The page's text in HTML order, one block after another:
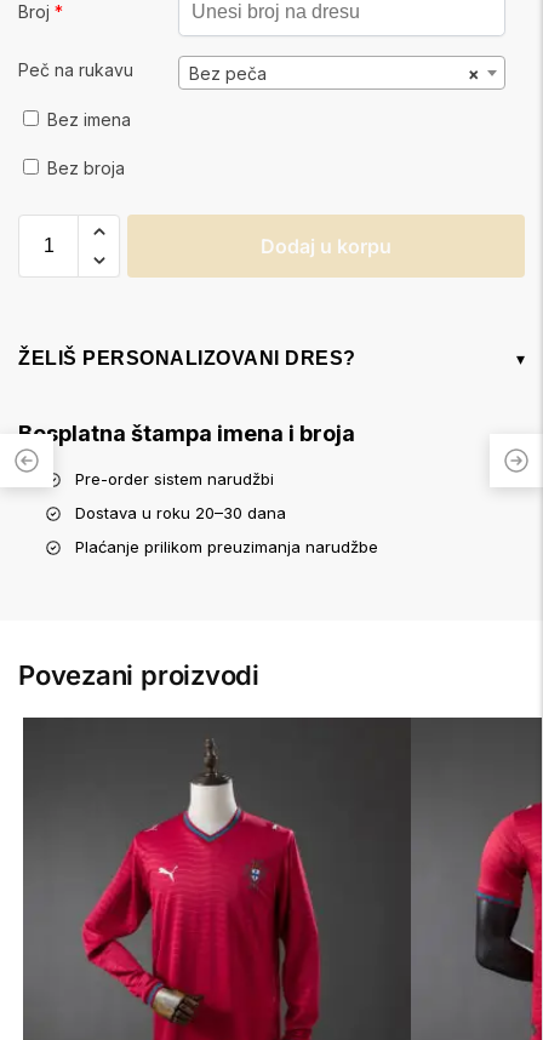
Broj *
Peč na rukavu ×
Bez peča
Bez imena
Bez broja
Dodaj u korpu
ŽELIŠ PERSONALIZOVANI DRES? ▾
Besplatna štampa imena i broja
Pre-order sistem narudžbi
Dostava u roku 20–30 dana
Plaćanje prilikom preuzimanja narudžbe
Povezani proizvodi